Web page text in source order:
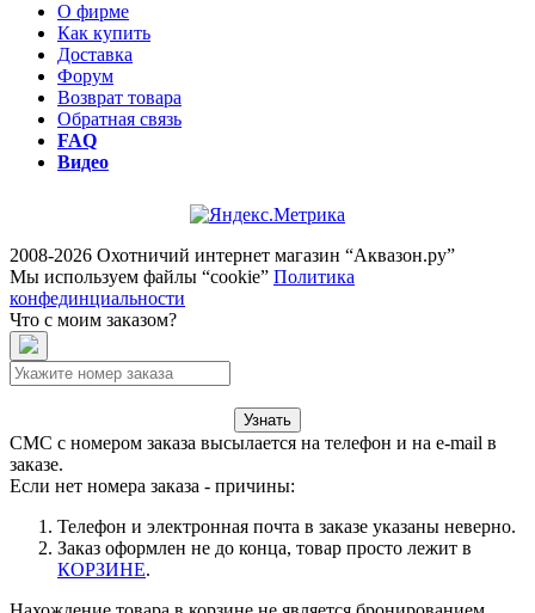
О фирме
Как купить
Доставка
Форум
Возврат товара
Обратная связь
FAQ
Видео
2008-2026 Охотничий интернет магазин “Аквазон.ру”
Мы используем файлы “cookie” Политика
конфединциальности
Что с моим заказом?
Узнать
СМС с номером заказа высылается на телефон и на e-mail в
заказе.
Если нет номера заказа - причины:
Телефон и электронная почта в заказе указаны неверно.
Заказ оформлен не до конца, товар просто лежит в
КОРЗИНЕ.